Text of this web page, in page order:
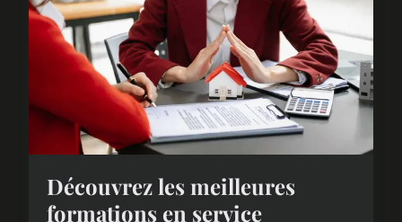
Découvrez les meilleures
formations en service